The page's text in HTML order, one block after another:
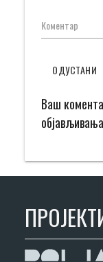
Коментар
ОДУСТАНИ
Ваш
објављивања